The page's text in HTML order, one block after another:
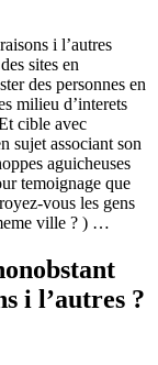
i l’autres
sites en
des personnes en
milieu d’interets
cible avec
sujet associant son
aguicheuses
temoignage que
vous les gens
ville ? ) …
i l’autres ?